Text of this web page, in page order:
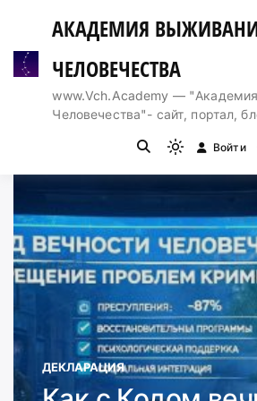
содержимому
АКАДЕМИЯ
ЧЕЛОВЕЧЕСТВА
www.Vch.Academy —
Человечества"- сайт, портал,
Light
mode
to
switch
to
dark)
Войти
ДЕКЛАРАЦИЯ